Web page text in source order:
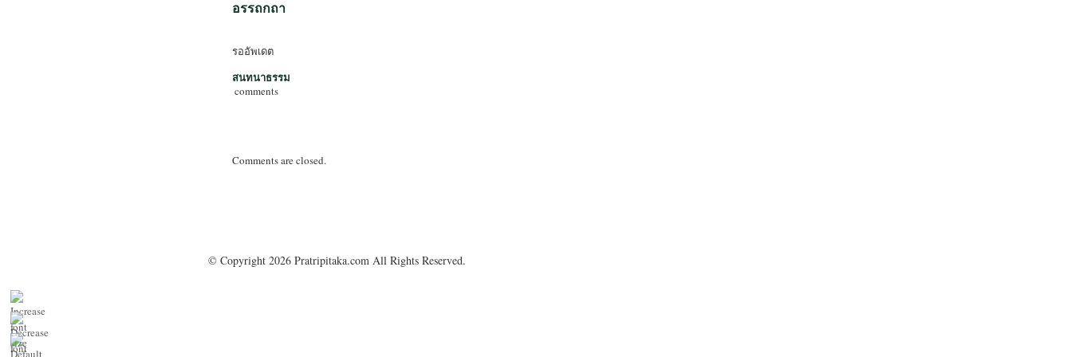
อรรถกถา
รออัพเดต
สนทนาธรรม
comments
Comments are closed.
© Copyright 2026 Pratripitaka.com All Rights Reserved.